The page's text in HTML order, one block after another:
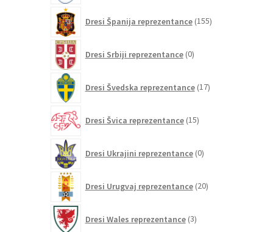
Dresi Španija reprezentance 155izdelkov
Dresi Srbiji reprezentance 0izdelkov
Dresi Švedska reprezentance 17izdelkov
Dresi Švica reprezentance 15izdelkov
Dresi Ukrajini reprezentance 0izdelkov
Dresi Urugvaj reprezentance 20izdelkov
Dresi Wales reprezentance 3izdelki